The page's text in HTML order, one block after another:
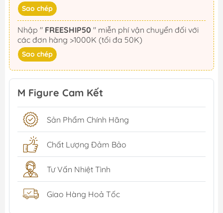
Sao chép
Nhập " FREESHIP50
các đơn hàng >1000K (tối đa 50K)
Sao chép
M Figure Cam Kết
Sản Phẩm Chính Hãng
Chất Lượng Đảm Bảo
Tư Vấn Nhiệt Tình
Giao Hàng Hoả Tốc